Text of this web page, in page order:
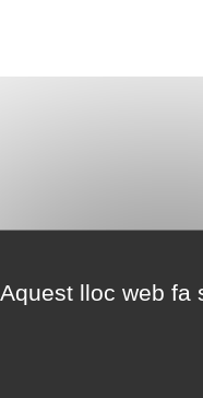
Aquest lloc web fa